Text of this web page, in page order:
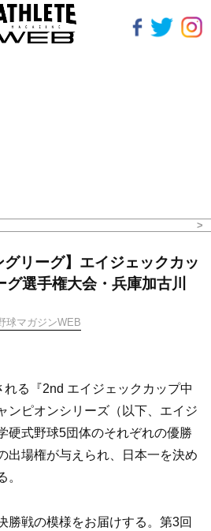
グリーグ】エイジェックカッ
選手権大会・兵庫加古川
球マガジンWEB
る『2nd エイジェックカップ中
ンピオンシリーズ（以下、エイジ
硬式野球5団体のそれぞれの優勝
出場権が与えられ、日本一を決め
。
戦の模様をお届けする。第3回